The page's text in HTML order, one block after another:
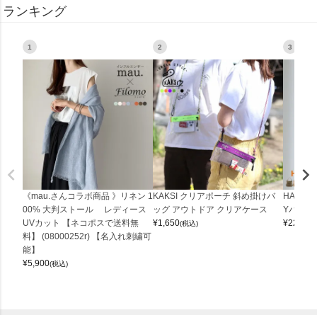
ランキング
1
《mau.さんコラボ商品 》リネン 1
00% 大判ストール レディース
UVカット 【ネコポスで送料無
料】 (08000252r) 【名入れ刺繍可
能】
¥5,900(税込)
2
KAKSI クリアポーチ 斜め掛けバ
ッグ アウトドア クリアケース
¥1,650(税込)
3
Yバッグ
¥22,000